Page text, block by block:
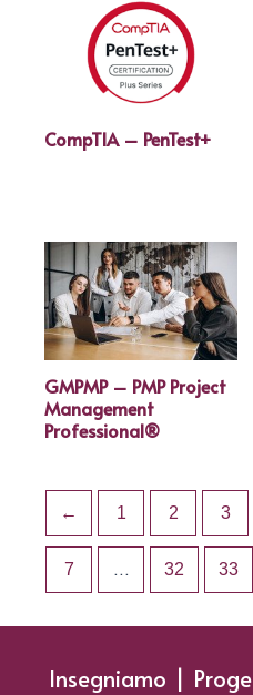
CompTIA – PenTest+
GMPMP – PMP Project
Management
Professional®
← 1 2 3
7 … 32 33
Insegniamo |